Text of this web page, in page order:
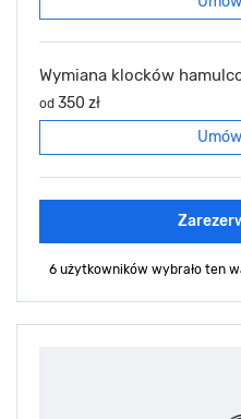
Wymiana klocków
od 350 zł
6 użytkowników wybrało ten